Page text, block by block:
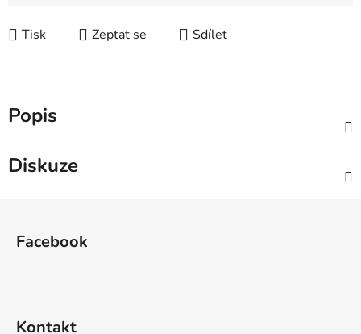
Tisk Zeptat se Sdílet
Popis
Diskuze
Facebook
Kontakt